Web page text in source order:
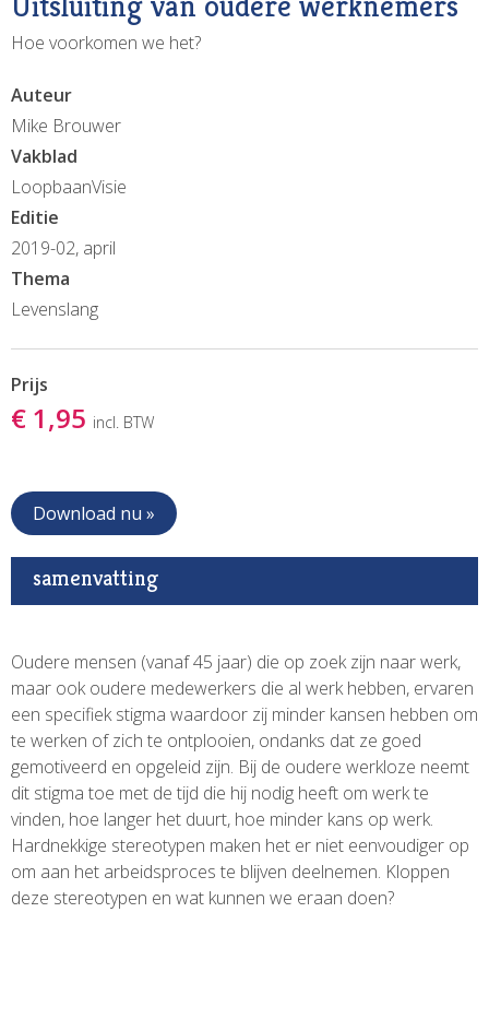
Hoe voorkomen we het?
Auteur
Mike Brouwer
Vakblad
LoopbaanVisie
Editie
2019-02, april
Thema
Levenslang
Prijs
€ 1,95 incl. BTW
Download nu »
samenvatting
Oudere mensen (vanaf 45 jaar) die op zoek zijn naar werk,
maar ook oudere medewerkers die al werk hebben, ervaren
een specifiek stigma waardoor zij minder kansen hebben om
te werken of zich te ontplooien, ondanks dat ze goed
gemotiveerd en opgeleid zijn. Bij de oudere werkloze neemt
dit stigma toe met de tijd die hij nodig heeft om werk te
vinden, hoe langer het duurt, hoe minder kans op werk.
Hardnekkige stereotypen maken het er niet eenvoudiger op
om aan het arbeidsproces te blijven deelnemen. Kloppen
deze stereotypen en wat kunnen we eraan doen?